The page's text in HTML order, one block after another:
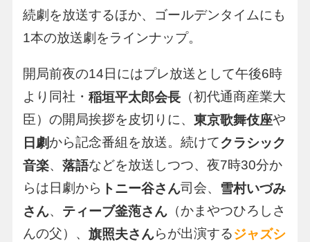
続劇を放送するほか、ゴールデンタイムにも
1本の放送劇をラインナップ。
開局前夜の14日にはプレ放送として午後6時
より同社・ 稲垣平太郎会長（初代通商産業大
臣）の開局挨拶を皮切りに、 東京歌舞伎座や
日劇から記念番組を放送。続けてクラシック
音楽、 落語などを放送しつつ、夜7時30分か
らは日劇から トニー谷さん司会、 雪村いづみ
さん、 ティーブ釜萢さん（かまやつひろしさ
んの父）、 旗照夫さんらが出演するジャズシ